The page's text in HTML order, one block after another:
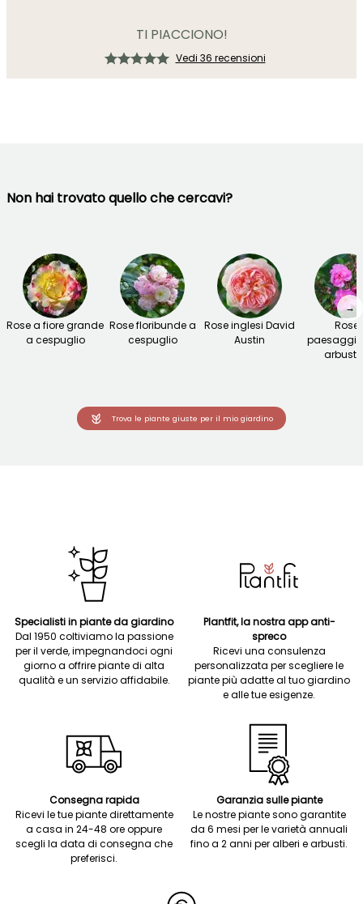
TI PIACCIONO!
Vedi 36 recensioni
Non hai trovato quello che cercavi?
Rose a fiore grande
a cespuglio
Rose floribunde a
cespuglio
Rose inglesi David
Austin
Rose
→
Trova le piante giuste per il mio giardino
Specialisti in piante da giardino
Dal 1950 coltiviamo la passione
per il verde, impegnandoci ogni
giorno a offrire piante di alta
qualità e un servizio affidabile.
Plantfit, la nostra app anti-
spreco
Ricevi una consulenza
personalizzata per scegliere le
piante più adatte al tuo giardino
e alle tue esigenze.
Consegna rapida
Ricevi le tue piante direttamente
a casa in 24-48 ore oppure
scegli la data di consegna che
preferisci.
Garanzia sulle piante
Le nostre piante sono garantite
da 6 mesi per le varietà annuali
fino a 2 anni per alberi e arbusti.